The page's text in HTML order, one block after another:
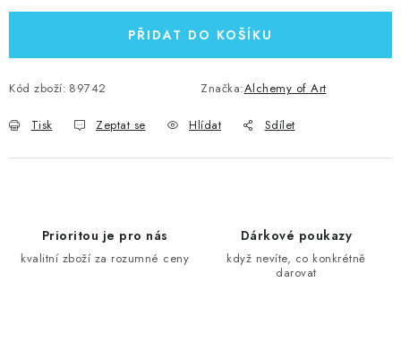
PŘIDAT DO KOŠÍKU
Kód zboží: 89742 Značka:Alchemy of Art
Tisk Zeptat se Hlídat Sdílet
Prioritou je pro nás
kvalitní zboží za rozumné ceny
Dárkové poukazy
když nevíte, co konkrétně
darovat